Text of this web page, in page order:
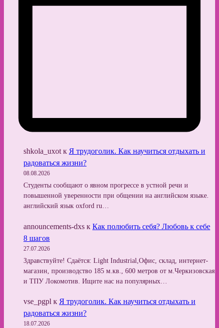
shkola_uxot к Я трудоголик. Как научиться отдыхать и
радоваться жизни?
08.08.2026
Студенты сообщают о явном прогрессе в устной речи и
повышенной уверенности при общении на английском языке.
английский язык oxford ru…
announcements-dxs к Как полюбить себя? Любовь к себе
8 шагов
27.07.2026
Здравствуйте! Сдаётся: Light Industrial,Офис, склад, интернет-
магазин, производство 185 м.кв., 600 метров от м.Черкизовская
и ТПУ Локомотив. Ищите нас на популярных…
vse_pgpl к Я трудоголик. Как научиться отдыхать и
радоваться жизни?
18.07.2026